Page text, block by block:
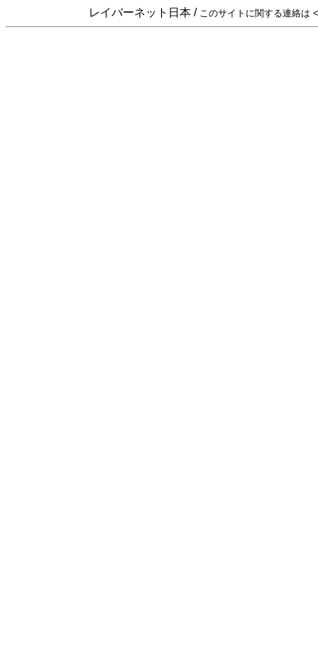
レイバーネット日本 / このサイトに関する連絡は